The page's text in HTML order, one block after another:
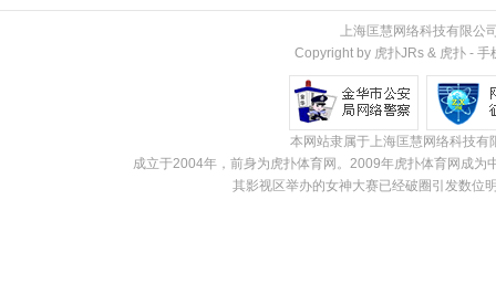
上海匡慧网络科技有限公
Copyright by 虎扑JRs & 虎扑 - 手
本网站隶属于上海匡慧网络科技
成立于2004年，前身为虎扑体育网。2009年虎扑体育网成
其影视区举办的女神大赛已经破圈引发数位